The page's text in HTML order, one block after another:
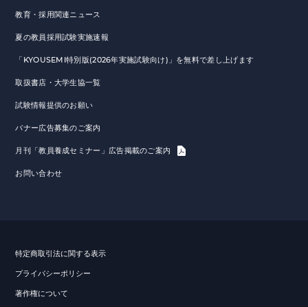
教育・採用関連ニュース
夏の教員採用試験実施速報
「KYOUSEMI特別版(2026年実施試験向け)」を無料で差し上げます
取扱書店・大学生協一覧
試験情報提供のお願い
バナー広告募集のご案内
月刊「教員養成セミナー」広告掲載のご案内
お問い合わせ
特定商取引法に関する表示
プライバシーポリシー
著作権について